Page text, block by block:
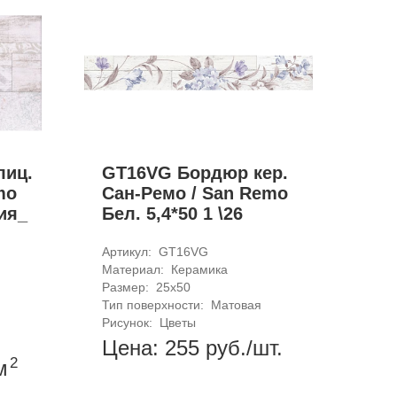
2
GT16VG Бордюр кер.
Сан-Ремо / San Remo
Бел. 5,4*50 1 \26
Артикул: GT16VG
Материал:
Керамика
Размер:
25x50
Тип поверхности:
Матовая
Рисунок:
Цветы
Цена: 255 руб./шт.